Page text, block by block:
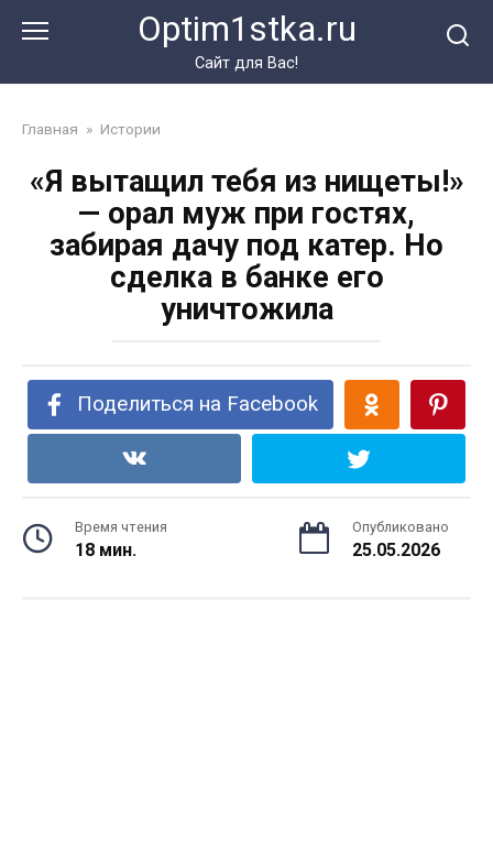
Optim1stka.ru
Сайт для Вас!
Главная » Истории
«Я вытащил тебя из нищеты!»
— орал муж при гостях,
забирая дачу под катер. Но
сделка в банке его
уничтожила
Поделиться на Facebook
Время чтения
18 мин.
Опубликовано
25.05.2026